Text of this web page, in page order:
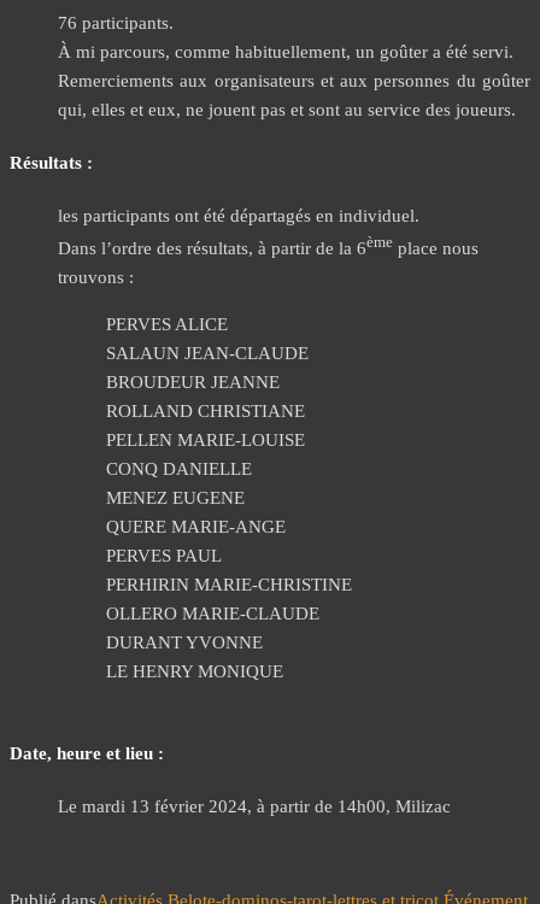
76 participants.
À mi parcours, comme habituellement, un goûter a été servi.
Remerciements aux organisateurs et aux personnes du goûter
qui, elles et eux, ne jouent pas et sont au service des joueurs.
Résultats :
les participants ont été départagés en individuel.
Dans l’ordre des résultats, à partir de la 6ème place nous
trouvons :
PERVES ALICE
SALAUN JEAN-CLAUDE
BROUDEUR JEANNE
ROLLAND CHRISTIANE
PELLEN MARIE-LOUISE
CONQ DANIELLE
MENEZ EUGENE
QUERE MARIE-ANGE
PERVES PAUL
PERHIRIN MARIE-CHRISTINE
OLLERO MARIE-CLAUDE
DURANT YVONNE
LE HENRY MONIQUE
Date, heure et lieu :
Le mardi 13 février 2024, à partir de 14h00, Milizac